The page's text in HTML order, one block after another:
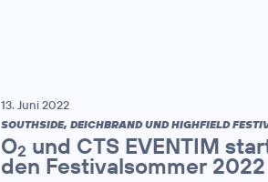
13. Juni 2022
SOUTHSIDE, DEICHBRAND UND HIGHFIELD
O2 und CTS EVENTIM
den Festivalsommer 2022